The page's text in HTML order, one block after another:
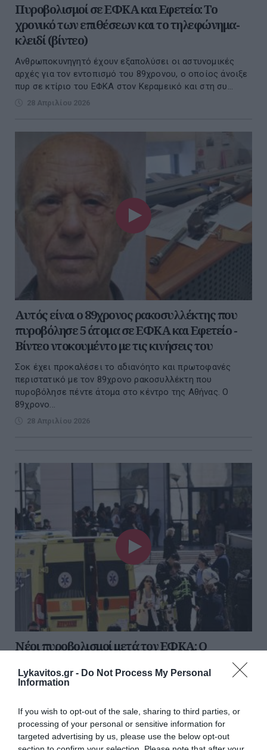
Lykavitos.gr - Do Not Process My Personal
Information
If you wish to opt-out of the sale, sharing to third parties, or
processing of your personal or sensitive information for
targeted advertising by us, please use the below opt-out
Πυροβολισμοί σε ΕΦΚΑ και Εφετείο: Το
χρονικό των επιθέσεων και το τηλεφώνημα-
κλειδί (βίντεο)
Ανθρωποκυνηγητό έχουν εξαπολύσει οι αστυνομικές
αρχές για τον εντοπισμό του 89χρονου, ο οποίος άνοιξε
πυρ σε κτίριο του ΕΦΚΑ στον Κεραμεικό και στη συ...
28 Απριλίου 2026
Αυτός είναι ο 89χρονος ρακοσυλλέκτης που
πυροβόλησε 5 άτομα σε ΕΦΚΑ και Εφετείο -
Βίντεο ντοκουμέντο με τις κινήσεις του
Σοκ έχει προκαλέσει το αδιανόητο και πρωτοφανές
περιστατικό με τον 89χρονο ρακοσυλλέκτη που
πυροβόλησε πέντε άτομα στο κέντρο της Αθήνας. Ο
89χρονο...
28 Απριλίου 2026
Νέοι πυροβολισμοί μετά τον ΕΦΚΑ: Ο
ηλικιωμένος «άνοιξε πυρ» στο Ειρηνοδικείο
τραυματίζοντας άλλα 4 άτομα
σημειώθηκε στη Λουκάρεως, στο ισόγειο του Εφετείου
Αθηνών, σήμερα, Τρίτη, το πρωί, λίγο μετά το συμ...
28 Απριλίου 2026